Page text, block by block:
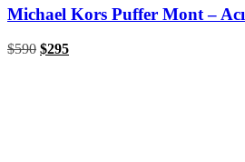
Michael Kors Puffer Mont –
$590 $295